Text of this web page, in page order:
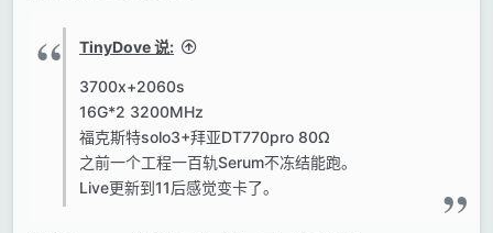
TinyDove 说:
3700x+2060s
16G*2 3200MHz
福克斯特solo3+拜亚DT770pro 80Ω
之前一个工程一百轨Serum不冻结能跑。
Live更新到11后感觉变卡了。